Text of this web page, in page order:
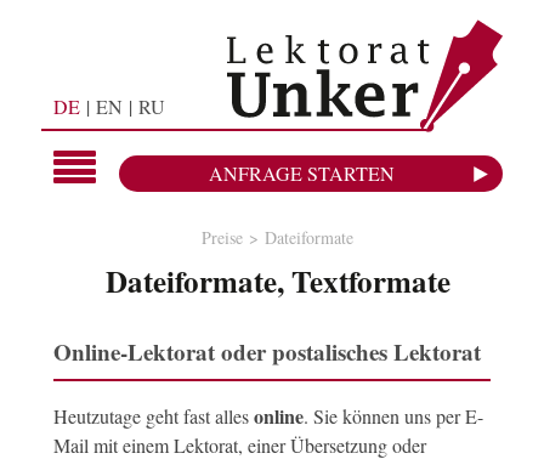
DE EN RU
ANFRAGE STARTEN
Preise Dateiformate
Dateiformate, Textformate
Online-Lektorat oder postalisches Lektorat
Heutzutage geht fast allesonline. Sie können uns per E-
Mail mit einem Lektorat, einer Übersetzung oder